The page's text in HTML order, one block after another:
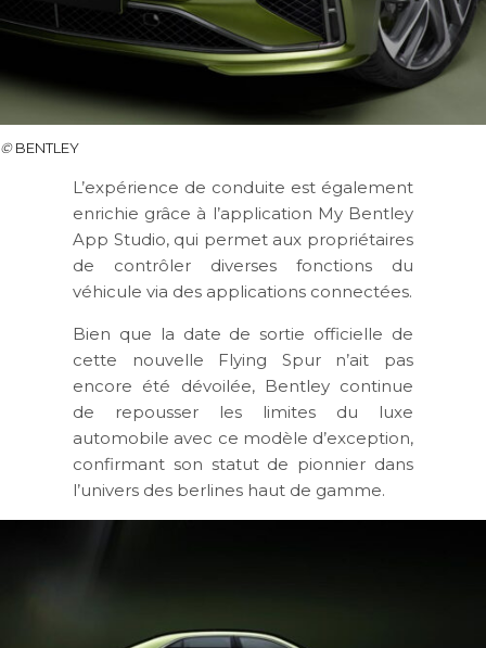
©BENTLEY
L’expérience de conduite est également
enrichie grâce à l’application My Bentley
App Studio, qui permet aux propriétaires
de contrôler diverses fonctions du
véhicule via des applications connectées.
Bien que la date de sortie officielle de
cette nouvelle Flying Spur n’ait pas
encore été dévoilée, Bentley continue
de repousser les limites du luxe
automobile avec ce modèle d’exception,
confirmant son statut de pionnier dans
l’univers des berlines haut de gamme.